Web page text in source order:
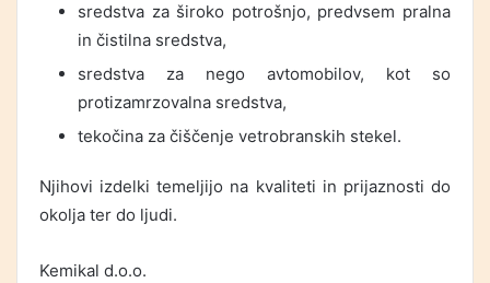
sredstva za široko potrošnjo, predvsem pralna
in čistilna sredstva,
sredstva za nego avtomobilov, kot so
protizamrzovalna sredstva,
tekočina za čiščenje vetrobranskih stekel.
Njihovi izdelki temeljijo na kvaliteti in prijaznosti do
okolja ter do ljudi.
Kemikal d.o.o.